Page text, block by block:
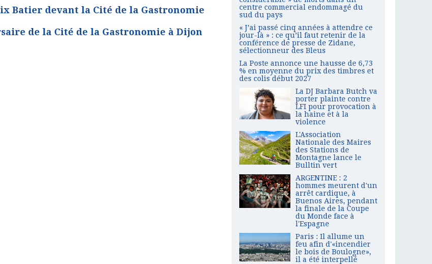
Batier devant la Cité de la Gastronomie
de la Cité de la Gastronomie à Dijon
centre commercial endommagé du
sud du pays
« J’ai passé cinq années à attendre ce
jour-là » : ce qu’il faut retenir de la
conférence de presse de Zidane,
sélectionneur des Bleus
La Poste annonce une hausse de 6,73
% en moyenne du prix des timbres et
des colis début 2027
La DJ Barbara Butch va
porter plainte contre
LFI pour provocation à
la haine et à la
violence
L'Association
Nationale des Maires
des Stations de
Montagne lance le
Bulltin vert
ARGENTINE : 2
hommes meurent d'un
arrêt cardique, à
Buenos Aires, pendant
la finale de la Coupe
du Monde face à
l'Espagne
Paris : Il allume un
feu afin d'«incendier
le bois de Boulogne»,
il a été interpellé